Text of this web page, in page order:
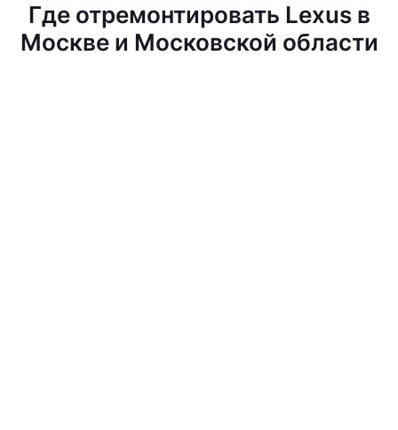
Где отремонтировать Lexus в
Москве и Московской области